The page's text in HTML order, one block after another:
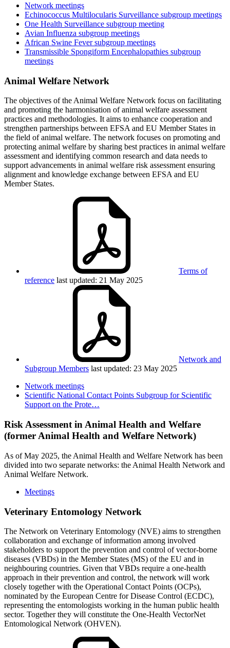
Network meetings
Echinococcus Multilocularis Surveillance subgroup meetings
One Health Surveillance subgroup meeting
Avian Influenza subgroup meetings
African Swine Fever subgroup meetings
Transmissible Spongiform Encephalopathies subgroup
meetings
Animal Welfare Network
The objectives of the Animal Welfare Network focus on facilitating
and promoting the harmonisation of animal welfare assessment
practices and methodologies. It aims to enhance cooperation and
strengthen partnerships between EFSA and EU Member States in
the field of animal welfare. The network focuses on promoting and
protecting animal welfare by sharing best practices in animal welfare
assessment and identifying common research and data needs to
support advancements in animal welfare risk assessment ensuring
alignment and knowledge exchange between EFSA and EU
Member States.
Terms of
reference last updated: 21 May 2025
Network and
Subgroup Members last updated: 23 May 2025
Network meetings
Scientific National Contact Points Subgroup for Scientific
Support on the Prote…
Risk Assessment in Animal Health and Welfare
(former Animal Health and Welfare Network)
As of May 2025, the Animal Health and Welfare Network has been
divided into two separate networks: the Animal Health Network and
Animal Welfare Network.
Meetings
Veterinary Entomology Network
The Network on Veterinary Entomology (NVE) aims to strengthen
collaboration and exchange of information among involved
stakeholders to support the prevention and control of vector-borne
diseases (VBDs) in the Member States (MS) of the EU and in
neighbouring countries. Given that VBDs require a one-health
approach in their prevention and control, the network will work
closely together with the Operational Contact Points (OCPs),
nominated by the European Centre for Disease Control (ECDC),
representing the entomologists working in the human public health
sector. Together they will constitute the One-Health VectorNet
Entomological Network (OHVEN).